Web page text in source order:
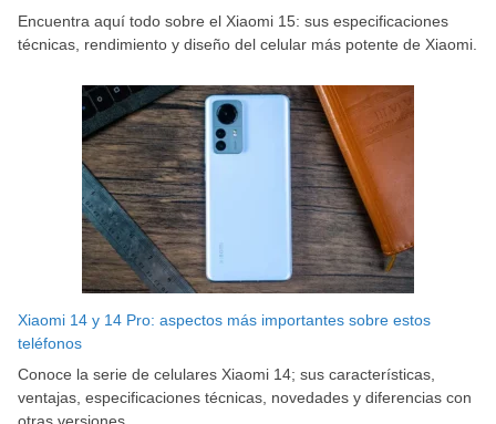
Encuentra aquí todo sobre el Xiaomi 15: sus especificaciones
técnicas, rendimiento y diseño del celular más potente de Xiaomi.
Xiaomi 14 y 14 Pro: aspectos más importantes sobre estos
teléfonos
Conoce la serie de celulares Xiaomi 14; sus características,
ventajas, especificaciones técnicas, novedades y diferencias con